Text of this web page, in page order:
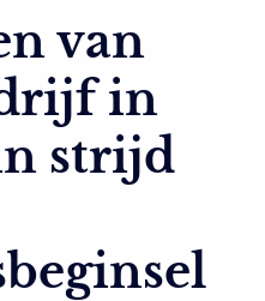
van
in
strijd